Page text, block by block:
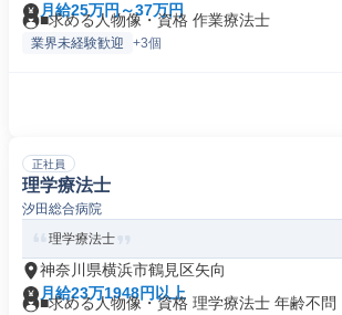
月給25万円～37万円
■求める人物像・資格 作業療法士
業界未経験歓迎 +3個
正社員
理学療法士
汐田総合病院
理学療法士
神奈川県横浜市鶴見区矢向
月給23万1948円以上
■求める人物像・資格 理学療法士 年齢不問